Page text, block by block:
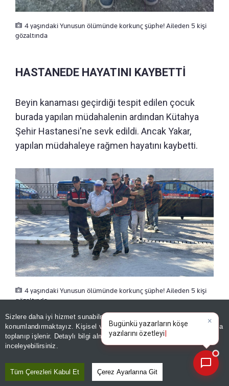
Sizlere daha iyi hizmet sunabilmek adına sitemizde
konumlandırmaktayız. Kişisel verileriniz, KVKK ve GDPR kapsamında
toplanıp işlenir. Detaylı bilgi almak içinAydınlatma Metnimizi
inceleyebilirsiniz.
Tüm Çerezleri Kabul Et Çerez Ayarlarına Git
4 yaşındaki Yunusun ölümünde korkunç şüphe! Aileden 5 kişi
gözaltında
HASTANEDE HAYATINI KAYBETTİ
Beyin kanaması geçirdiği tespit edilen çocuk
burada yapılan müdahalenin ardından Kütahya
Şehir Hastanesi'ne sevk edildi. Ancak Yakar,
yapılan müdahaleye rağmen hayatını kaybetti.
4 yaşındaki Yunusun ölümünde korkunç şüphe! Aileden 5 kişi
gözaltında
AİLENİN İFADESİ ALINDI
Olayın ardından soruşturma başlatan jandarma
ekipleri, çocuğun düştüğü öne sürülen yerde
×
Bugünkü yazarların köşe
yazılarını özetleyin!